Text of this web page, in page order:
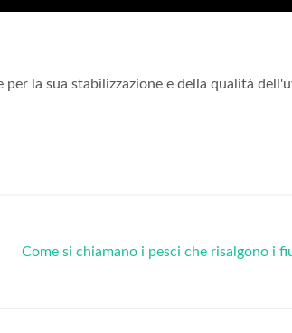
per la sua stabilizzazione e della qualità
Come si chiamano i pesci che risalgono i